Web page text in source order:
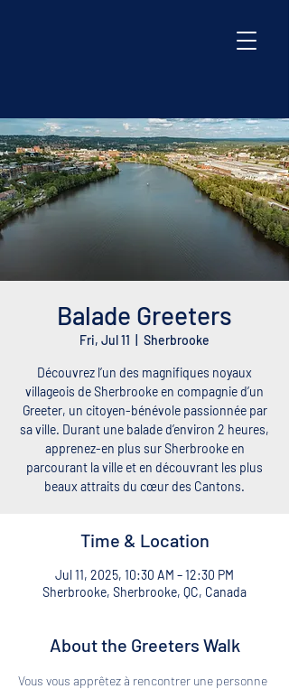
Balade Greeters
Fri, Jul 11 Sherbrooke
Découvrez l’un des magnifiques noyaux
villageois de Sherbrooke en compagnie d’un
Greeter, un citoyen-bénévole passionnée par
sa ville. Durant une balade d’environ 2 heures,
apprenez-en plus sur Sherbrooke en
parcourant la ville et en découvrant les plus
beaux attraits du cœur des Cantons.
Time & Location
Jul 11, 2025, 10:30 AM – 12:30 PM
Sherbrooke, Sherbrooke, QC, Canada
About the Greeters Walk
Vous vous apprêtez à rencontrer une personne